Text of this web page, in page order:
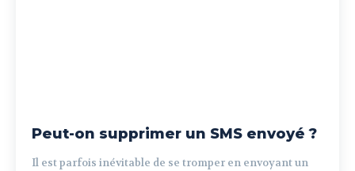
Peut-on supprimer un SMS envoyé ?
Il est parfois inévitable de se tromper en envoyant un